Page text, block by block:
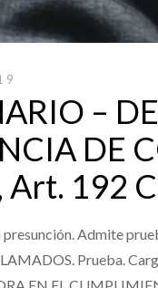
–
DE
Art. 192 C
Admite
Prueba.